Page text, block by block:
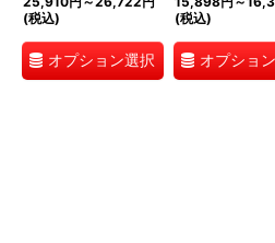
(税込)
オプション選択
(税込)
オプショ